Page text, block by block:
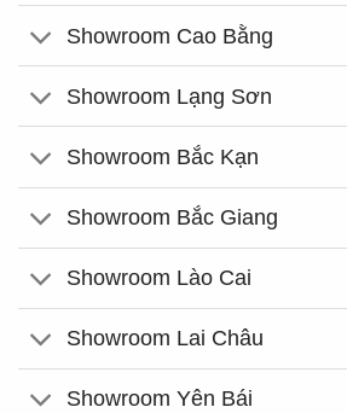
Showroom Cao Bằng
Showroom Lạng Sơn
Showroom Bắc Kạn
Showroom Bắc Giang
Showroom Lào Cai
Showroom Lai Châu
Showroom Yên Bái